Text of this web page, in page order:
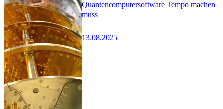
Quantencomputersoftware Tempo machen
muss
13.08.2025